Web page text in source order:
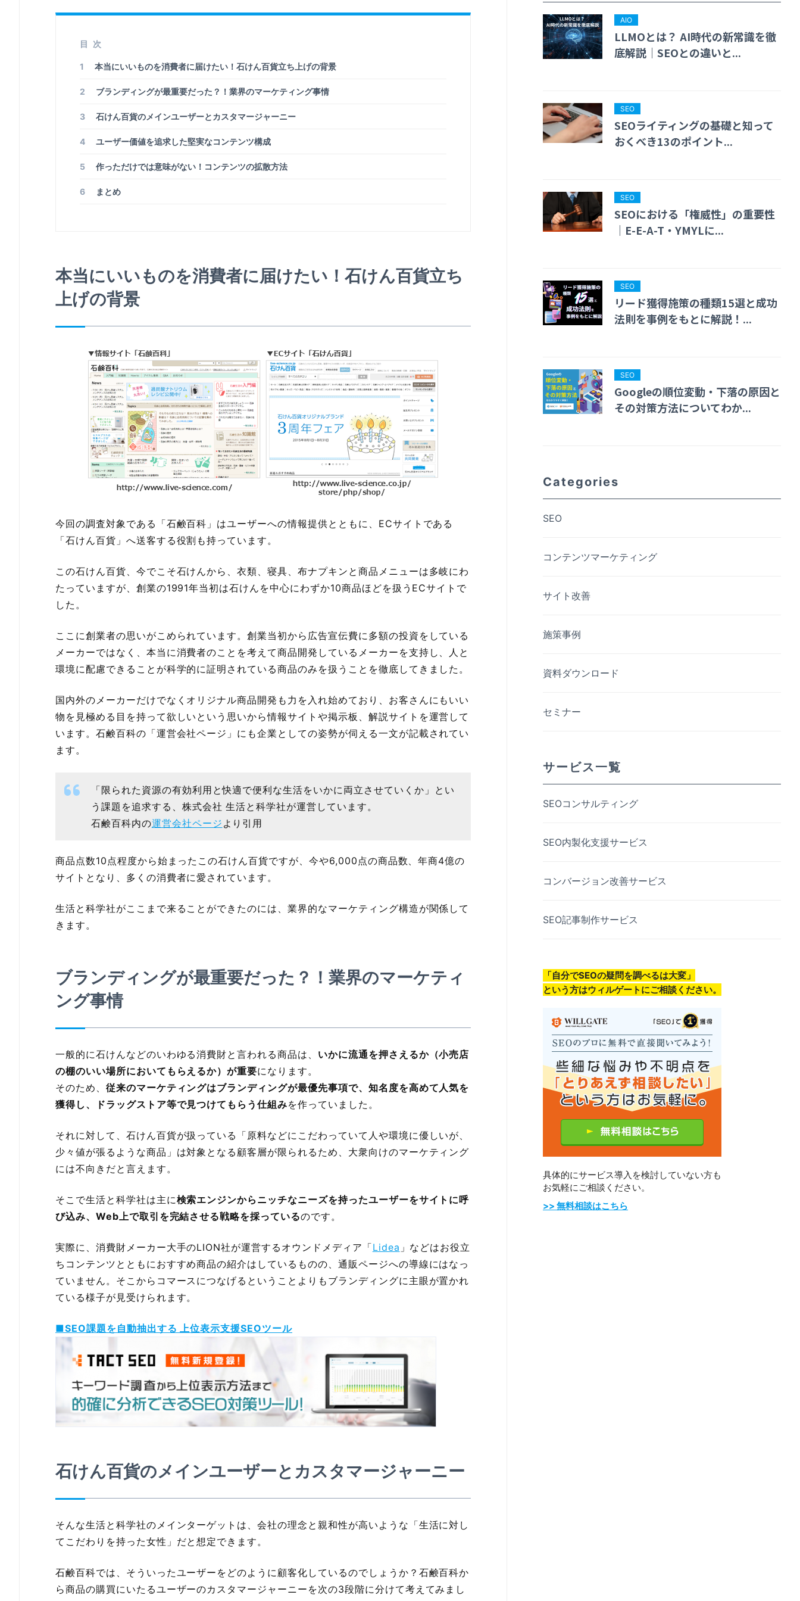
目次
1 本当にいいものを消費者に届けたい！石けん百貨立ち上げの背景
2 ブランディングが最重要だった？！業界のマーケティング事情
3 石けん百貨のメインユーザーとカスタマージャーニー
4 ユーザー価値を追求した堅実なコンテンツ構成
5 作っただけでは意味がない！コンテンツの拡散方法
6 まとめ
本当にいいものを消費者に届けたい！石けん百貨立ち
上げの背景
今回の調査対象である「石鹸百科」はユーザーへの情報提供とともに、ECサイトである
「石けん百貨」へ送客する役割も持っています。
この石けん百貨、今でこそ石けんから、衣類、寝具、布ナプキンと商品メニューは多岐にわ
たっていますが、創業の1991年当初は石けんを中心にわずか10商品ほどを扱うECサイトで
した。
ここに創業者の思いがこめられています。創業当初から広告宣伝費に多額の投資をしている
メーカーではなく、本当に消費者のことを考えて商品開発しているメーカーを支持し、人と
環境に配慮できることが科学的に証明されている商品のみを扱うことを徹底してきました。
国内外のメーカーだけでなくオリジナル商品開発も力を入れ始めており、お客さんにもいい
物を見極める目を持って欲しいという思いから情報サイトや掲示板、解説サイトを運営して
います。石鹸百科の「運営会社ページ」にも企業としての姿勢が伺える一文が記載されてい
ます。
「限られた資源の有効利用と快適で便利な生活をいかに両立させていくか」とい
う課題を追求する、株式会社 生活と科学社が運営しています。
石鹸百科内の運営会社ページ より引用
商品点数10点程度から始まったこの石けん百貨ですが、今や6,000点の商品数、年商4億の
サイトとなり、多くの消費者に愛されています。
生活と科学社がここまで来ることができたのには、業界的なマーケティング構造が関係して
きます。
ブランディングが最重要だった？！業界のマーケティ
ング事情
一般的に石けんなどのいわゆる消費財と言われる商品は、 いかに流通を押さえるか（小売店
の棚のいい場所においてもらえるか）が重要になります。
そのため、 従来のマーケティングはブランディングが最優先事項で、知名度を高めて人気を
獲得し、ドラッグストア等で見つけてもらう仕組みを作っていました。
それに対して、石けん百貨が扱っている「原料などにこだわっていて人や環境に優しいが、
少々値が張るような商品」は対象となる顧客層が限られるため、大衆向けのマーケティング
には不向きだと言えます。
そこで生活と科学社は主に検索エンジンからニッチなニーズを持ったユーザーをサイトに呼
び込み、Web上で取引を完結させる戦略を採っているのです。
実際に、消費財メーカー大手のLION社が運営するオウンドメディア「Lidea 」などはお役立
ちコンテンツとともにおすすめ商品の紹介はしているものの、通販ページへの導線にはなっ
ていません。そこからコマースにつなげるということよりもブランディングに主眼が置かれ
ている様子が見受けられます。
■SEO課題を自動抽出する 上位表示支援SEOツール
石けん百貨のメインユーザーとカスタマージャーニー
そんな生活と科学社のメインターゲットは、会社の理念と親和性が高いような「生活に対し
てこだわりを持った女性」だと想定できます。
石鹸百科では、そういったユーザーをどのように顧客化しているのでしょうか？石鹸百科か
ら商品の購買にいたるユーザーのカスタマージャーニーを次の3段階に分けて考えてみまし
AIO
LLMOとは？ AI時代の新常識を徹
底解説｜SEOとの違いと...
SEO
SEOライティングの基礎と知って
おくべき13のポイント...
SEO
SEOにおける「権威性」の重要性
｜E-E-A-T・YMYLに...
SEO
リード獲得施策の種類15選と成功
法則を事例をもとに解説！...
SEO
Googleの順位変動・下落の原因と
その対策方法についてわか...
Categories
SEO
コンテンツマーケティング
サイト改善
施策事例
資料ダウンロード
セミナー
サービス一覧
SEOコンサルティング
SEO内製化支援サービス
コンバージョン改善サービス
SEO記事制作サービス
「自分でSEOの疑問を調べるは大変」
という方はウィルゲートにご相談ください。
具体的にサービス導入を検討していない方も
お気軽にご相談ください。
>> 無料相談はこちら